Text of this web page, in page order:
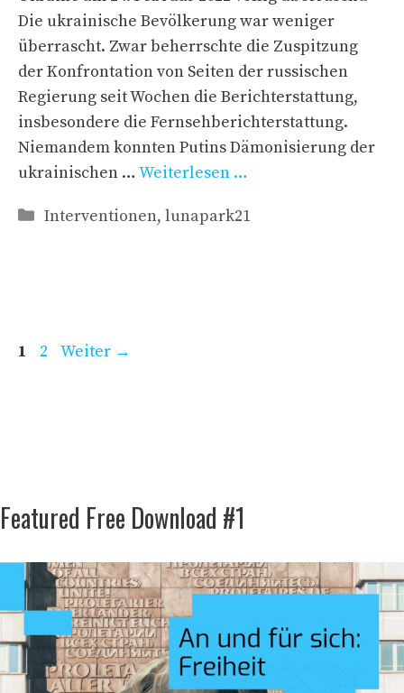
Die ukrainische Bevölkerung war weniger
überrascht. Zwar beherrschte die Zuspitzung
der Konfrontation von Seiten der russischen
Regierung seit Wochen die Berichterstattung,
insbesondere die Fernsehberichterstattung.
Niemandem konnten Putins Dämonisierung der
ukrainischen … Weiterlesen …
Kategorien
Interventionen, lunapark21
Seite
1 Seite
2 Weiter →
Featured Free Download #1